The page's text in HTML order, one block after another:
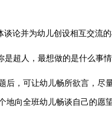
并为幼儿创设相互交流的
超人，最想做的是什么事情
，可让幼儿畅所欲言，尽量
地向全班幼儿畅谈自己的愿望